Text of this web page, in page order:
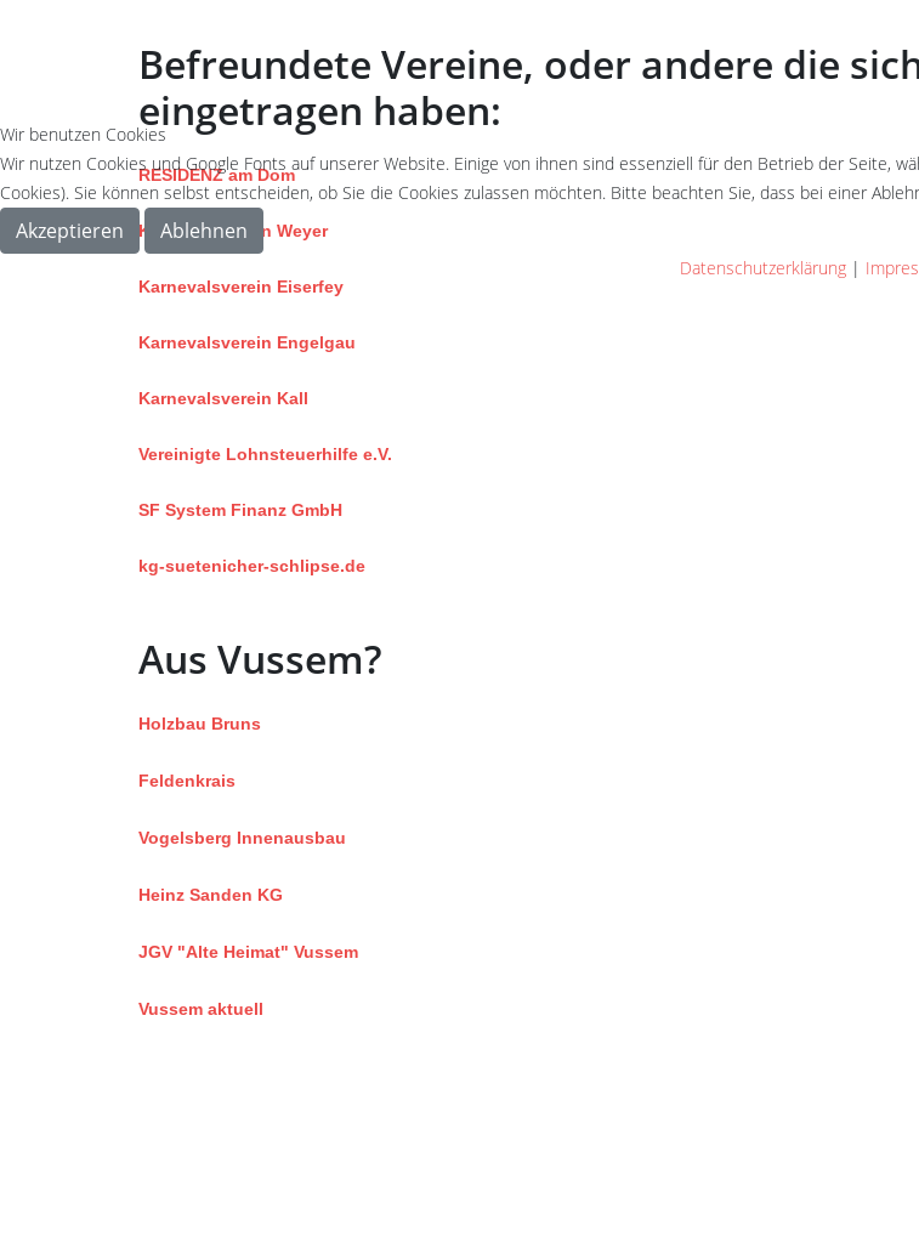
Befreundete Vereine, oder andere die
eingetragen haben:
RESIDENZ am Dom
Karnevalsverein Weyer
Karnevalsverein Eiserfey
Karnevalsverein Engelgau
Karnevalsverein Kall
Vereinigte Lohnsteuerhilfe e.V.
SF System Finanz GmbH
kg-suetenicher-schlipse.de
Aus Vussem?
Holzbau Bruns
Feldenkrais
Vogelsberg Innenausbau
Heinz Sanden KG
JGV "Alte Heimat" Vussem
Vussem aktuell
Wir benutzen Cookies
Wir nutzen Cookies und Google Fonts auf unserer Website. Einige von ihnen sind essenziell für den Betrieb der Seite,
Cookies). Sie können selbst entscheiden, ob Sie die Cookies zulassen möchten. Bitte beachten Sie, dass bei einer
Akzeptieren Ablehnen
Datenschutzerklärung |